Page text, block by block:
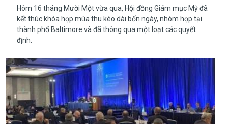
Hôm 16 tháng Mười Một vừa qua, Hội đồng Giám mục Mỹ đã
kết thúc khóa họp mùa thu kéo dài bốn ngày, nhóm họp tại
thành phố Baltimore và đã thông qua một loạt các quyết
định.